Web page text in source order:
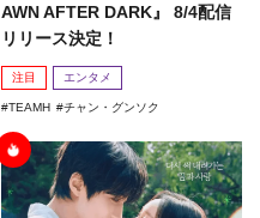
AWN AFTER DARK』 8/4配信
リリース決定！
注目 エンタメ
TEAMH チャン・グンソク